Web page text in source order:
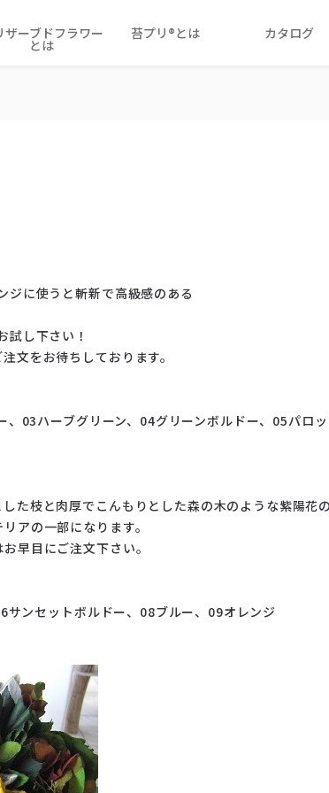
ザーブドフラワー
とは
苔プリ®とは カタログ
ジに使うと斬新で高級感のある
試し下さい！
文をお待ちしております。
03ハーブグリーン、04グリーンボルドー、05パロ
た枝と肉厚でこんもりとした森の木のような紫陽花
アの一部になります。
早目にご注文下さい。
サンセットボルドー、08ブルー、09オレンジ